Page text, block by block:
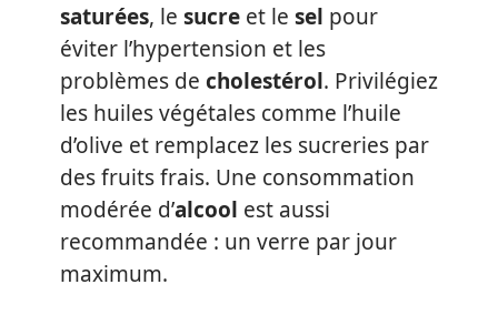
saturées, le sucre et le sel pour
éviter l’hypertension et les
problèmes de cholestérol. Privilégiez
les huiles végétales comme l’huile
d’olive et remplacez les sucreries par
des fruits frais. Une consommation
modérée d’alcool est aussi
recommandée : un verre par jour
maximum.